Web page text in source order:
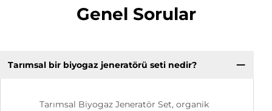
Genel Sorular
Tarımsal bir biyogaz jeneratörü seti nedir?
Tarımsal Biyogaz Jeneratör Set, organik